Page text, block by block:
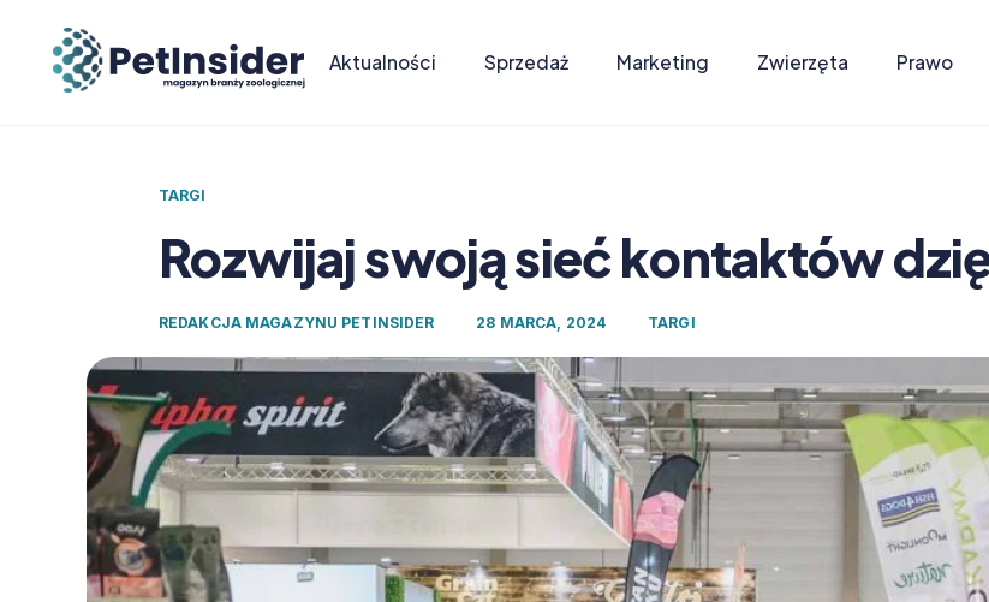
Aktualności Sprzedaż Marketing Zwierzęta Prawo
TARGI
Rozwijaj swoją sieć kontaktów
REDAKCJA MAGAZYNU PETINSIDER 28 MARCA, 2024 TARGI